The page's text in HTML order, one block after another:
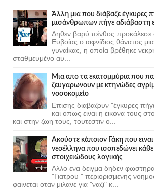
Άλλη μια που διάβαζε έγκυρες
μισάνθρωπων πήγε αδιάβαστη
Δηθεν βαρύ πένθος προκάλεσε
Ευβοίας ο αιφνίδιος θάνατος
γυναίκας, η οποία βρέθηκε
σταθμευμένο αυ...
Μια απο τα εκατομμύρια που
ζευγαρωνουν με κτηνώδες
νοσοκομείο
Επισης διαβαζουν "έγκυρες
και οπως ειναι η εικονα τους στο
και στην ζωη τους, τουτεστιν ο...
Ακούστε κάποιον Γάκη που
νεοέλληνα που ισοπεδώνει κάθε
στοιχειώδους λογικής
Αλλο ενα δειγμα δηδεν
"Γιατρου " περιορισμενης
φαινεται οταν μιλανε για "ναζι" κ...